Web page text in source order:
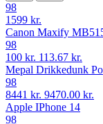
98
1599 kr.
Canon Maxify
98
100 kr. 113.67 kr.
Mepal Drikkedunk
98
8441 kr. 9470.00 kr.
Apple IPhone 14
98